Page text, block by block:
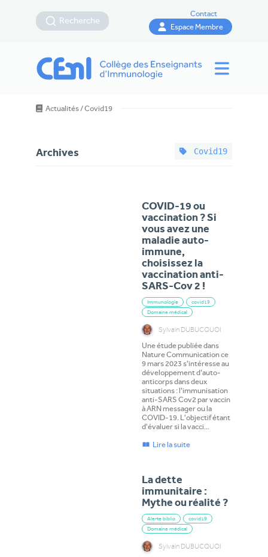
Recherche
Contact
Espace Membre
Actualités/Covid19
Archives Covid19
COVID-19 ou
vaccination ? Si
vous avez une
maladie auto-
immune,
choisissez la
vaccination anti-
SARS-Cov 2 !
Immunologie
covid19
Domaine médical
Sylvain DUBUCQUOI
Une étude publiée dans
Nature Communication ce
9 mars 2023 s'intéresse au
développement d’auto-
anticorps dans deux
situations : l'immunisation
anti-SARS Cov2 par vaccin
à ARN messager ou la
COVID-19. L'objectif étant
d'évaluer si la vacci…
Lire la suite
La dette
immunitaire :
Mythe ou réalité ?
Alerte biblio
covid19
Domaine médical
Sylvain DUBUCQUOI